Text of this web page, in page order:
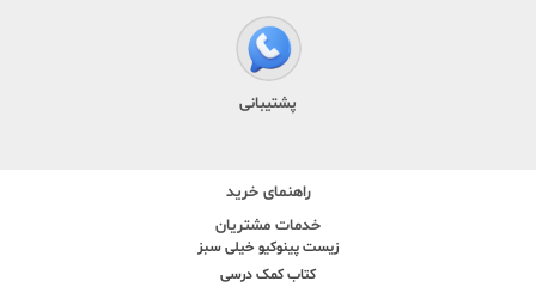
پشتیبانی
راهنمای خرید
خدمات مشتریان
زیست پینوکیو خیلی سبز
کتاب کمک درسی